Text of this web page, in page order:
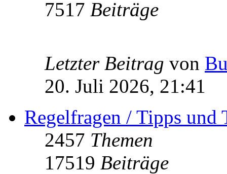
7517 Beiträge
Letzter Beitrag von
20. Juli 2026, 21:41
Regelfragen / Tipps und
2457 Themen
17519 Beiträge